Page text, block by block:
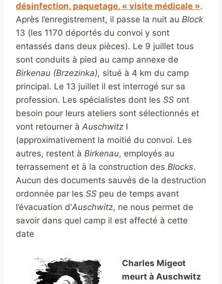
désinfection, paquetage, « visite médicale ».
Après l’enregistrement, il passe la nuit au Block
13 (les 1170 déportés du convoi y sont
entassés dans deux pièces). Le 9 juillet tous
sont conduits à pied au camp annexe de
Birkenau (Brzezinka), situé à 4 km du camp
principal. Le 13 juillet il est interrogé sur sa
profession. Les spécialistes dont les SS ont
besoin pour leurs ateliers sont sélectionnés et
vont retourner à Auschwitz I
(approximativement la moitié du convoi. Les
autres, restent à Birkenau, employés au
terrassement et à la construction des Blocks.
Aucun des documents sauvés de la destruction
ordonnée par les SS peu de temps avant
l’évacuation d’Auschwitz, ne nous permet de
savoir dans quel camp il est affecté à cette
date
Charles Migeot
meurt à Auschwitz